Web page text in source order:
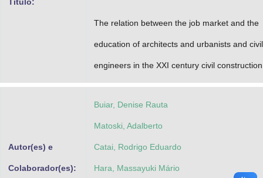
Título:
The relation between the job market and the
education of architects and urbanists and civil
engineers in the XXI century civil construction
Autor(es) e
Colaborador(es):
Buiar, Denise Rauta
Matoski, Adalberto
Catai, Rodrigo Eduardo
Hara, Massayuki Mário